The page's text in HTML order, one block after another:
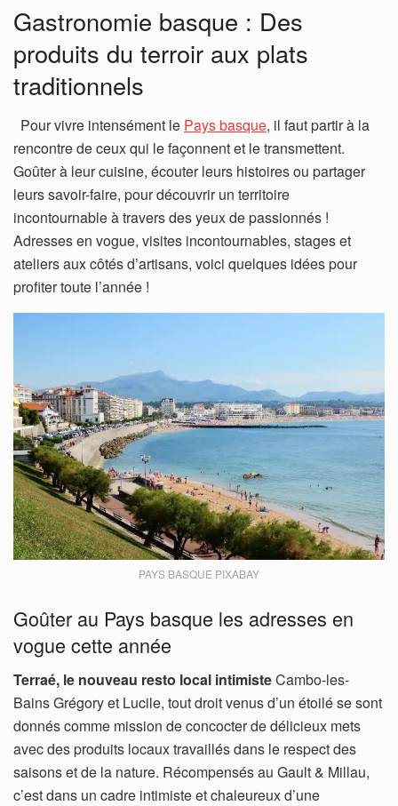
Gastronomie basque : Des
produits du terroir aux plats
traditionnels
Pour vivre intensément le Pays basque, il faut partir à la
rencontre de ceux qui le façonnent et le transmettent.
Goûter à leur cuisine, écouter leurs histoires ou partager
leurs savoir-faire, pour découvrir un territoire
incontournable à travers des yeux de passionnés !
Adresses en vogue, visites incontournables, stages et
ateliers aux côtés d’artisans, voici quelques idées pour
profiter toute l’année !
PAYS BASQUE PIXABAY
Goûter au Pays basque les adresses en
vogue cette année
Terraé, le nouveau resto local intimisteCambo-les-
Bains Grégory et Lucile, tout droit venus d’un étoilé se sont
donnés comme mission de concocter de délicieux mets
avec des produits locaux travaillés dans le respect des
saisons et de la nature. Récompensés au Gault & Millau,
c’est dans un cadre intimiste et chaleureux d’une